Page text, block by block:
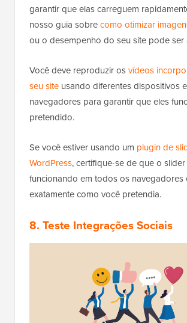
garantir que elas carreguem
nosso guia sobrecomo otimizar
ou o desempenho do seu site pode ser
Você deve reproduzir osvídeos
seu site usando diferentes dispositivos e
navegadores para garantir que eles
pretendido.
Se você estiver usando um plugin de
WordPress, certifique-se de que o slider
funcionando em todos os navegadores
exatamente como você pretendia.
8. Teste Integrações Sociais